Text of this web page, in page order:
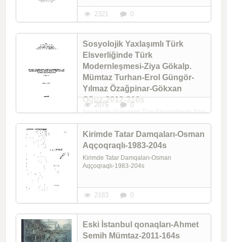
2321 0
Sosyolojik Yaxlaşımlı Türk
Elsverliğinde Türk
Modernleşmesi-Ziya Gökalp.
Mümtaz Turhan-Erol Güngör-
Yılmaz Özağpinar-Gökxan
Oğuz-2012-316s
Sosyolojik Yaxlaşımlı Türk Elsverliğinde Türk
Gökxan Oğuz-2012-316s
2075 0
Kirimde Tatar Damqaları-Osman
Aqçoqraqlı-1983-204s
Kirimde Tatar Damqaları-Osman
Aqçoqraqlı-1983-204s
2183 0
Eski İstanbul qonaqları-Ahmet
Semih Mümtaz-2011-164s